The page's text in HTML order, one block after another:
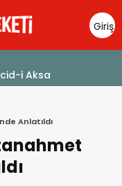
Giriş
Yap
Anlatıldı